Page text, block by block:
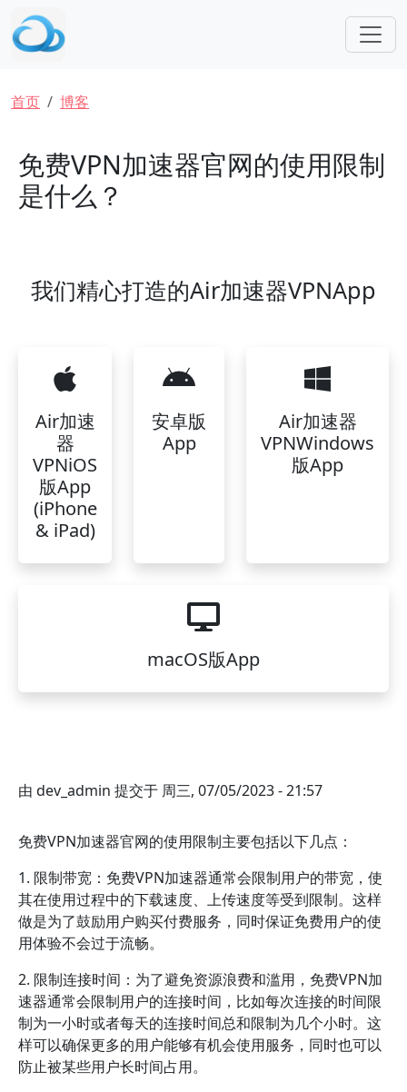
跳转到主要内容
面包屑
首页 博客
免费VPN加速器官网的使用限制
是什么？
我们精心打造的Air加速器VPNApp
Air加速
器
VPNiOS
版App
(iPhone
& iPad)
安卓版
App
Air加速器
VPNWindows
版App
macOS版App
由 dev_admin 提交于 周三, 07/05/2023 - 21:57
免费VPN加速器官网的使用限制主要包括以下几点：
1. 限制带宽：免费VPN加速器通常会限制用户的带宽，使
其在使用过程中的下载速度、上传速度等受到限制。这样
做是为了鼓励用户购买付费服务，同时保证免费用户的使
用体验不会过于流畅。
2. 限制连接时间：为了避免资源浪费和滥用，免费VPN加
速器通常会限制用户的连接时间，比如每次连接的时间限
制为一小时或者每天的连接时间总和限制为几个小时。这
样可以确保更多的用户能够有机会使用服务，同时也可以
防止被某些用户长时间占用。